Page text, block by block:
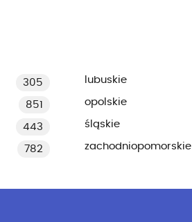
305 lubuskie
851 opolskie
443 śląskie
782 zachodniopomorskie